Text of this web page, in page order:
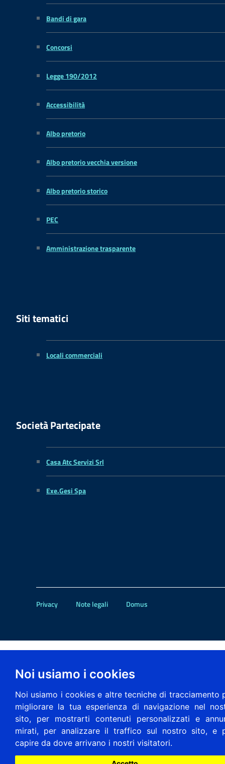
Noi usiamo i cookies
Noi usiamo i cookies e altre tecniche di tracciamento
migliorare la tua esperienza di navigazione nel
sito, per mostrarti contenuti personalizzati e
mirati, per analizzare il traffico sul nostro sito, e
capire da dove arrivano i nostri visitatori.
Bandi di gara
Concorsi
Legge 190/2012
Accessibilità
Albo pretorio
Albo pretorio vecchia versione
Albo pretorio storico
PEC
Amministrazione trasparente
Siti tematici
Locali commerciali
Società Partecipate
Casa Atc Servizi Srl
Exe.Gesi Spa
Privacy Note legali Domus